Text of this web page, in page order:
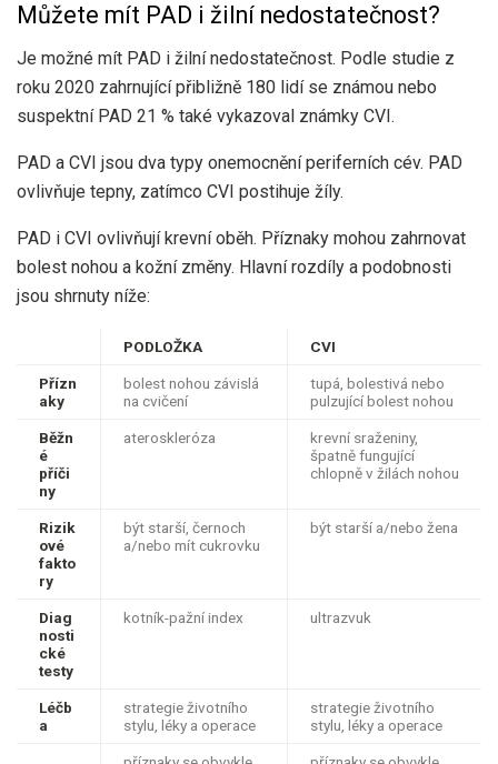
Můžete mít PAD i žilní nedostatečnost?
Je možné mít PAD i žilní nedostatečnost. Podle studie z
roku 2020 zahrnující přibližně 180 lidí se známou nebo
suspektní PAD 21 % také vykazoval známky CVI.
PAD a CVI jsou dva typy onemocnění periferních cév. PAD
ovlivňuje tepny, zatímco CVI postihuje žíly.
PAD i CVI ovlivňují krevní oběh. Příznaky mohou zahrnovat
bolest nohou a kožní změny. Hlavní rozdíly a podobnosti
jsou shrnuty níže:
PODLOŽKA CVI
Přízn
aky
bolest nohou závislá
na cvičení
tupá, bolestivá nebo
pulzující bolest nohou
Běžn
é
příči
ny
ateroskleróza
krevní sraženiny,
špatně fungující
chlopně v žilách nohou
Rizik
ové
fakto
ry
být starší, černoch
a/nebo mít cukrovku
být starší a/nebo žena
Diag
nosti
cké
testy
kotník-pažní index ultrazvuk
Léčb
a
strategie životního
stylu, léky a operace
strategie životního
stylu, léky a operace